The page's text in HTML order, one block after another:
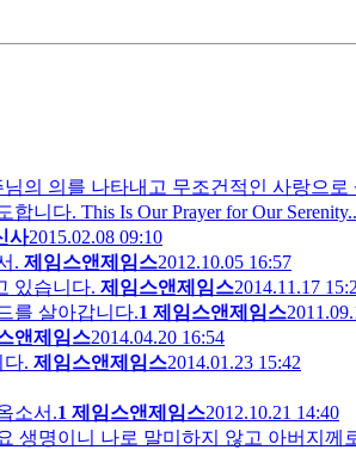
의 의를 나타내고 무조건적인 사랑으로
니다. This Is Our Prayer for Our
사2015.02.08 09:10
. 제임스앤제임스2012.10.05 16:57
있습니다. 제임스앤제임스2014.11.17
를 살아갑니다.1 제임스앤제임스
앤제임스2014.04.20 16:54
. 제임스앤제임스2014.01.23 15:42
소서.1 제임스앤제임스2012.10.21 14:40
생명이니 나로 말미하지 않고 아버지께